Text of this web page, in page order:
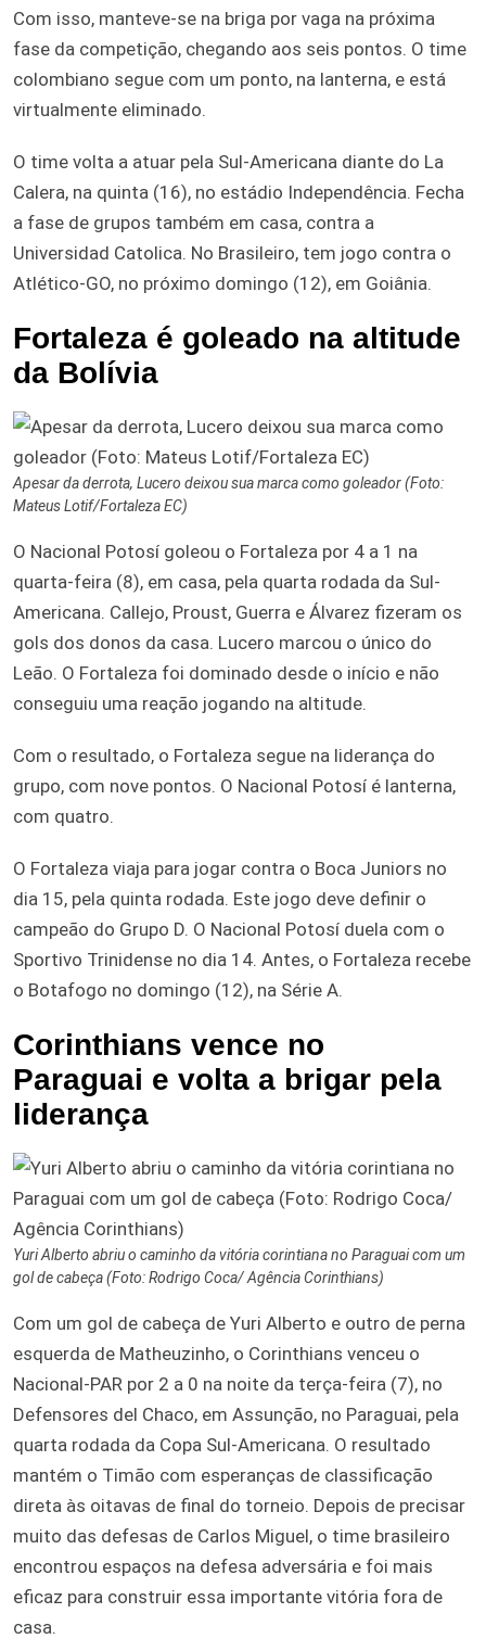
Com isso, manteve-se na briga por vaga na próxima
fase da competição, chegando aos seis pontos. O time
colombiano segue com um ponto, na lanterna, e está
virtualmente eliminado.
O time volta a atuar pela Sul-Americana diante do La
Calera, na quinta (16), no estádio Independência. Fecha
a fase de grupos também em casa, contra a
Universidad Catolica. No Brasileiro, tem jogo contra o
Atlético-GO, no próximo domingo (12), em Goiânia.
Fortaleza é goleado na altitude
da Bolívia
Apesar da derrota, Lucero deixou sua marca como goleador (Foto:
Mateus Lotif/Fortaleza EC)
O Nacional Potosí goleou o Fortaleza por 4 a 1 na
quarta-feira (8), em casa, pela quarta rodada da Sul-
Americana. Callejo, Proust, Guerra e Álvarez fizeram os
gols dos donos da casa. Lucero marcou o único do
Leão. O Fortaleza foi dominado desde o início e não
conseguiu uma reação jogando na altitude.
Com o resultado, o Fortaleza segue na liderança do
grupo, com nove pontos. O Nacional Potosí é lanterna,
com quatro.
O Fortaleza viaja para jogar contra o Boca Juniors no
dia 15, pela quinta rodada. Este jogo deve definir o
campeão do Grupo D. O Nacional Potosí duela com o
Sportivo Trinidense no dia 14. Antes, o Fortaleza recebe
o Botafogo no domingo (12), na Série A.
Corinthians vence no
Paraguai e volta a brigar pela
liderança
Yuri Alberto abriu o caminho da vitória corintiana no Paraguai com um
gol de cabeça (Foto: Rodrigo Coca/ Agência Corinthians)
Com um gol de cabeça de Yuri Alberto e outro de perna
esquerda de Matheuzinho, o Corinthians venceu o
Nacional-PAR por 2 a 0 na noite da terça-feira (7), no
Defensores del Chaco, em Assunção, no Paraguai, pela
quarta rodada da Copa Sul-Americana. O resultado
mantém o Timão com esperanças de classificação
direta às oitavas de final do torneio. Depois de precisar
muito das defesas de Carlos Miguel, o time brasileiro
encontrou espaços na defesa adversária e foi mais
eficaz para construir essa importante vitória fora de
casa.